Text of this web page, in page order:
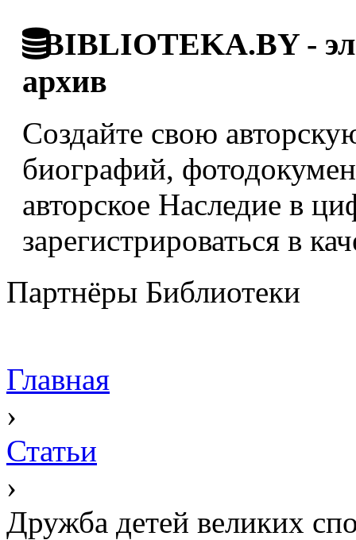
BIBLIOTEKA.BY -
архив
Создайте свою
биографий,
авторское Наследие в
зарегистрироваться в
Партнёры Библиотеки
Главная
›
Статьи
›
Дружба детей великих